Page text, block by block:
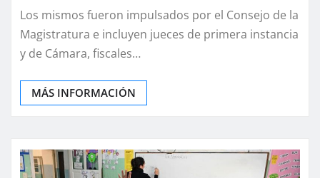
Los mismos fueron impulsados por el Consejo de la
Magistratura e incluyen jueces de primera instancia
y de Cámara, fiscales…
MÁS INFORMACIÓN